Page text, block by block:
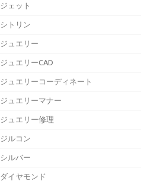
ジェット
シトリン
ジュエリー
ジュエリーCAD
ジュエリーコーディネート
ジュエリーマナー
ジュエリー修理
ジルコン
シルバー
ダイヤモンド